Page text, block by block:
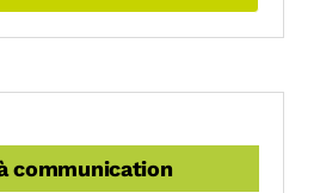
communication